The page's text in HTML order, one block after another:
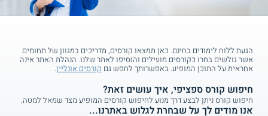
הגעת ללוח לימודים בחינם. כאן תמצאו קורסים, מדריכים במגוון של תחומים
אשר גולשים בחרו כקורסים מועילים והוסיפו לאתר שלנו. הנהלת האתר אינה
אחראית על התוכן המופיע. באפשרותך לחפש גם קורסים אונליין.
חיפוש קורס ספציפי, איך עושים זאת?
חיפוש קורס ניתן לבצע דרך מנוע לחיפוש קורסים המופיע מצד שמאל למטה.
אנו מודים לך על שבחרת לגלוש באתרנו...